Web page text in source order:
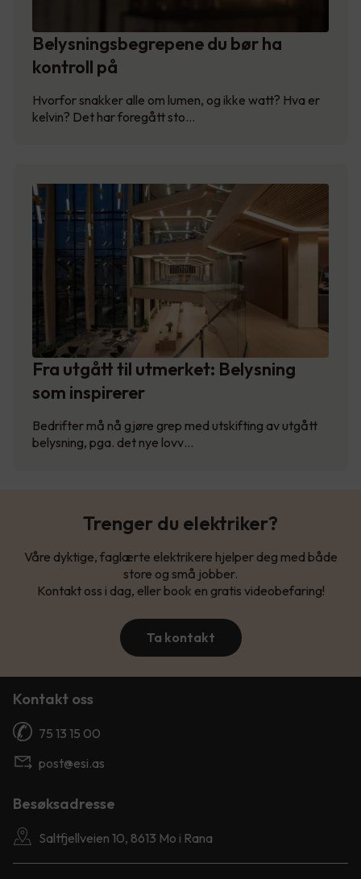
Belysningsbegrepene du bør ha
kontroll på
Hvorfor snakker alle om lumen, og ikke watt? Hva er
kelvin? Det har foregått sto…
Fra utgått til utmerket: Belysning
som inspirerer
Bedrifter må nå gjøre grep med utskifting av utgått
belysning, pga. det nye lovv…
Trenger du elektriker?
Våre dyktige, faglærte elektrikere hjelper deg med både
store og små jobber.
Kontakt oss i dag, eller book en gratis videobefaring!
Ta kontakt
Kontakt oss
75 13 15 00
post@esi.as
Besøksadresse
Saltfjellveien 10, 8613 Mo i Rana